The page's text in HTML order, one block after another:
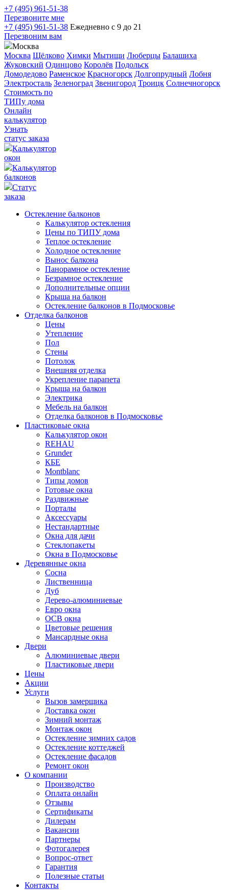
+7 (495) 961-51-38
Перезвоните мне
+7 (495) 961-51-38 Ежедневно с 9 до 21
Перезвоним вам
Москва
Москва Щёлково Химки Мытищи Люберцы Балашиха
Жуковский Одинцово Королёв Подольск
Домодедово Раменское Красногорск Долгопрудный Лобня
Электросталь Зеленоград Звенигород Троицк Солнечногорск
Стоимость по
ТИПу дома
Онлайн
калькулятор
Узнать
статус заказа
Калькулятор
окон
Калькулятор
балконов
Статус
заказа
Остекление балконов
Калькулятор остекления
Цены по ТИПУ дома
Теплое остекление
Холодное остекление
Вынос балкона
Панорамное остекление
Безрамное остекление
Дополнительные опции
Крыша на балкон
Остекление балконов в Подмосковье
Отделка балконов
Цены
Утепление
Пол
Стены
Потолок
Внешняя отделка
Укрепление парапета
Крыша на балкон
Электрика
Мебель на балкон
Отделка балконов в Подмосковье
Пластиковые окна
Калькулятор окон
REHAU
Grunder
КБЕ
Montblanc
Типы домов
Готовые окна
Раздвижные
Порталы
Аксессуары
Нестандартные
Окна для дачи
Стеклопакеты
Окна в Подмосковье
Деревянные окна
Сосна
Лиственница
Дуб
Дерево-алюминиевые
Евро окна
ОСВ окна
Цветовые решения
Мансардные окна
Двери
Алюминиевые двери
Пластиковые двери
Цены
Акции
Услуги
Вызов замерщика
Доставка окон
Зимний монтаж
Монтаж окон
Остекление зимних садов
Остекление коттеджей
Остекление фасадов
Ремонт окон
О компании
Производство
Оплата онлайн
Отзывы
Сертификаты
Дилерам
Вакансии
Партнеры
Фотогалерея
Вопрос-ответ
Гарантия
Полезные статьи
Контакты